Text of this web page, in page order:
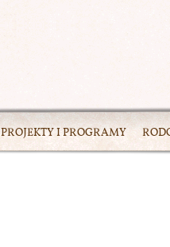
PROJEKTY I PROGRAMY